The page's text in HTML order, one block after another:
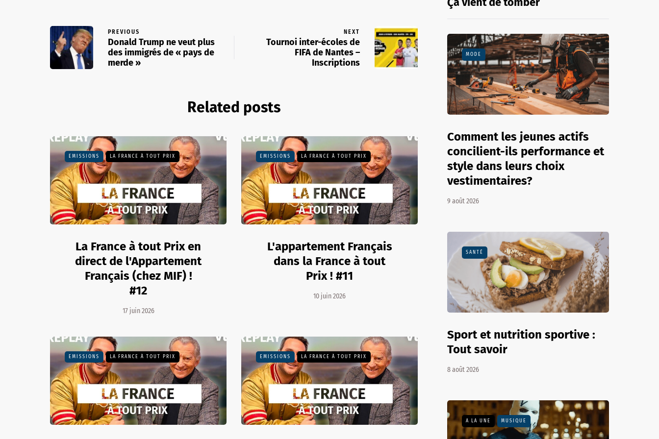
PREVIOUS
Donald Trump ne veut plus
des immigrés de « pays de
merde »
NEXT
Tournoi inter-écoles de
FIFA de Nantes –
Inscriptions
Related posts
EMISSIONS LA FRANCE À TOUT PRIX
La France à tout Prix en
direct de l'Appartement
Français (chez MIF) !
#12
17 juin 2026
EMISSIONS LA FRANCE À TOUT PRIX
L'appartement Français
dans la France à tout
Prix ! #11
10 juin 2026
EMISSIONS LA FRANCE À TOUT PRIX EMISSIONS LA FRANCE À TOUT PRIX
MODE
Comment les jeunes actifs
concilient-ils performance et
style dans leurs choix
vestimentaires?
9 août 2026
SANTÉ
Sport et nutrition sportive :
Tout savoir
8 août 2026
A LA UNE MUSIQUE